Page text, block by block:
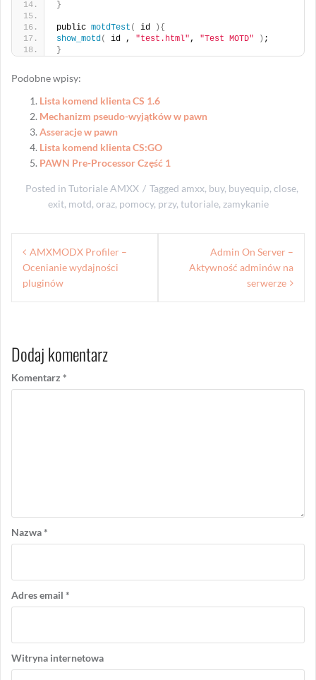
}
public motdTest ( id
){
show_motd( id , "test.html", "Test MOTD" ) ;
}
Podobne wpisy:
Lista komend klienta CS 1.6
Mechanizm pseudo-wyjątków w pawn
Asseracje w pawn
Lista komend klienta CS:GO
PAWN Pre-Processor Część 1
Posted in Tutoriale AMXX Tagged amxx, buy, buyequip, close,
exit, motd, oraz, pomocy, przy, tutoriale, zamykanie
Nawigacja
wpisu
AMXMODX Profiler –
Ocenianie wydajności
pluginów
Admin On Server –
Aktywność adminów na
serwerze
Dodaj komentarz
Komentarz *
Nazwa*
Adres email *
Witryna internetowa